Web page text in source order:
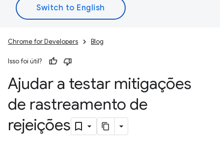
Chrome for Developers Blog
Isso foi útil?
Ajudar a testar mitigações
de rastreamento de
rejeições